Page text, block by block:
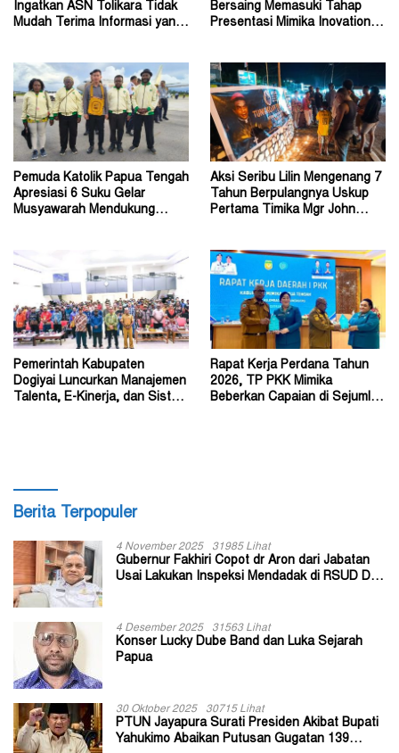
Ingatkan ASN Tolikara Tidak
Mudah Terima Informasi yang
Bersaing Memasuki Tahap
Presentasi Mimika Inovation
Pemuda Katolik Papua Tengah
Apresiasi 6 Suku Gelar
Musyawarah Mendukung
Aksi Seribu Lilin Mengenang 7
Tahun Berpulangnya Uskup
Pertama Timika Mgr John
Pemerintah Kabupaten
Dogiyai Luncurkan Manajemen
Talenta, E-Kinerja, dan Sistem
Rapat Kerja Perdana Tahun
2026, TP PKK Mimika
Beberkan Capaian di Sejumlah
Berita Terpopuler
4 November 2025 31985 Lihat
Gubernur Fakhiri Copot dr Aron dari Jabatan
Usai Lakukan Inspeksi Mendadak di RSUD Dok
4 Desember 2025 31563 Lihat
Konser Lucky Dube Band dan Luka Sejarah
Papua
30 Oktober 2025 30715 Lihat
PTUN Jayapura Surati Presiden Akibat Bupati
Yahukimo Abaikan Putusan Gugatan 139